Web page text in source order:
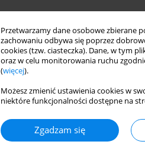
Przetwarzamy dane osobowe zbierane
zachowaniu odbywa się poprzez
cookies (tzw. ciasteczka). Dane, w tym
oraz w celu monitorowania ruchu
(więcej).
Możesz zmienić ustawienia cookies w
niektóre funkcjonalności dostępne na
Zgadzam się